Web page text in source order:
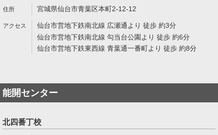
宮城県仙台市青葉区本町2-12-12
仙台市営地下鉄南北線 広瀬通より 徒歩 約3分
仙台市営地下鉄南北線 勾当台公園より 徒歩 約6分
仙台市営地下鉄東西線 青葉通一番町より 徒歩 約8分
能開センター
北四番丁校